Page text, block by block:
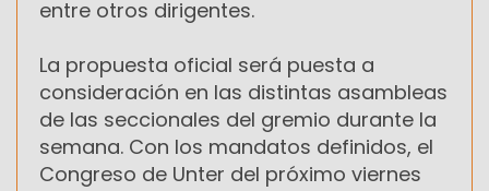
entre otros dirigentes.
La propuesta oficial será puesta a
consideración en las distintas asambleas
de las seccionales del gremio durante la
semana. Con los mandatos definidos, el
Congreso de Unter del próximo viernes